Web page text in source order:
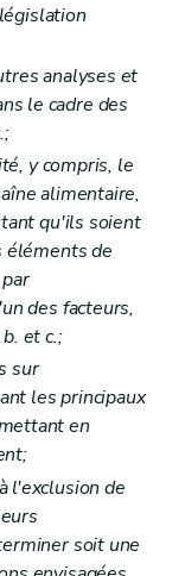
d'environnement
à l'environnement
document
analyses et
le cadre des
y compris, le
alimentaire,
qu'ils soient
éléments de
des facteurs,
b. etc.;
sur
les principaux
en
l'exclusion de
soit une